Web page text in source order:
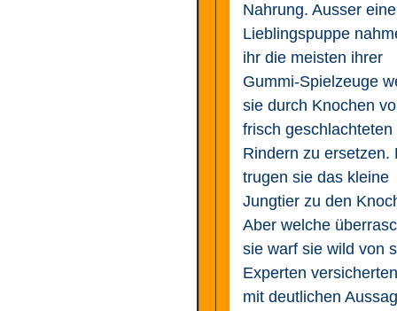
Nahrung. Ausser
Lieblingspuppe
ihr die meisten ihrer
Gummi-Spielzeuge
sie durch Knochen
frisch geschlachteten
Rindern zu ersetzen.
trugen sie das kleine
Jungtier zu den
Aber welche
sie warf sie wild von
Experten
mit deutlichen